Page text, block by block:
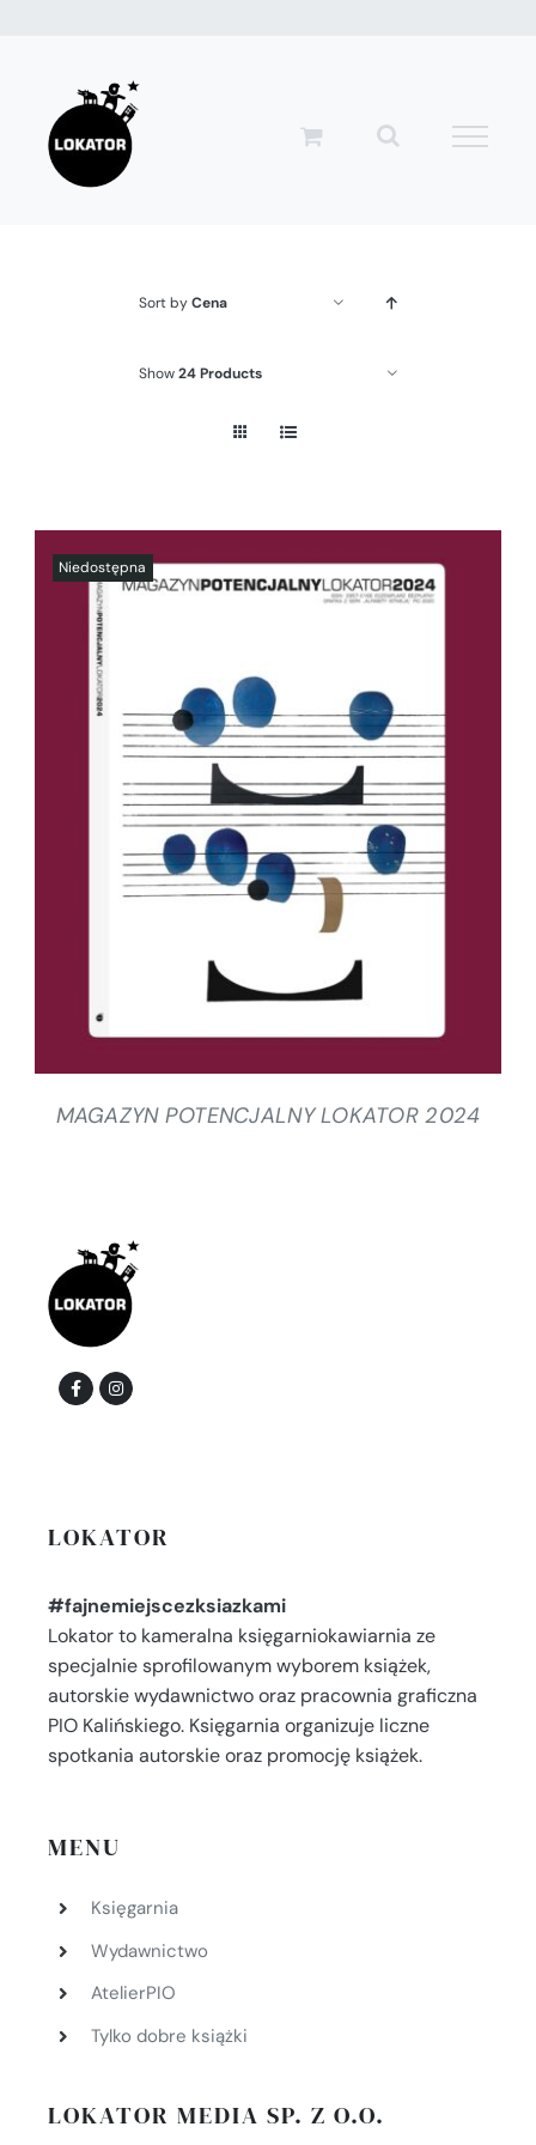
zawartości
Sort byCena
Show24 Products
SZCZEGÓŁY
MAGAZYN POTENCJALNY LOKATOR 2024
LOKATOR
#fajnemiejscezksiazkami
Lokator to kameralna księgarniokawiarnia ze
specjalnie sprofilowanym wyborem książek,
autorskie wydawnictwo oraz pracownia graficzna
PIO Kalińskiego. Księgarnia organizuje liczne
spotkania autorskie oraz promocję książek.
MENU
Księgarnia
Wydawnictwo
AtelierPIO
Tylko dobre książki
LOKATOR MEDIA SP. Z O.O.